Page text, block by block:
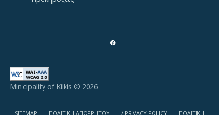
Minicipality of Kilkis © 2026
SITEMAP ΠΟΛΙΤΙΚΗ ΑΠΟΡΡΗΤΟΥ / PRIVACY POLICY ΠΟΛΙΤΙΚΗ